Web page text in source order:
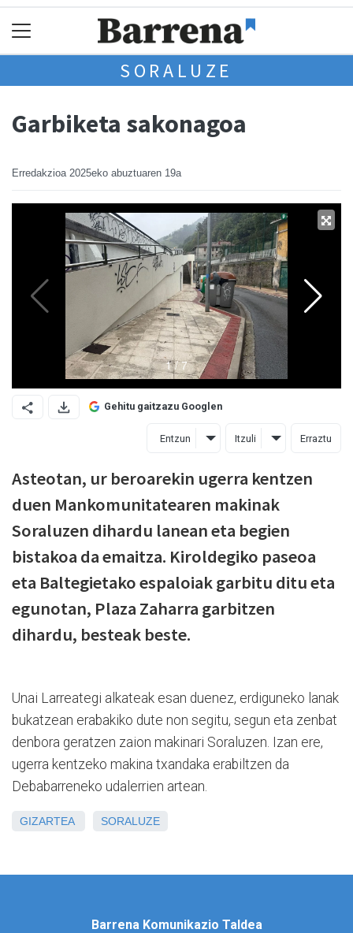
SORALUZE
Garbiketa sakonagoa
Erredakzioa 2025eko abuztuaren 19a
Gehitu gaitzazu Googlen
Entzun Itzuli Erraztu
Asteotan, ur beroarekin ugerra kentzen
duen Mankomunitatearen makinak
Soraluzen dihardu lanean eta begien
bistakoa da emaitza. Kiroldegiko paseoa
eta Baltegietako espaloiak garbitu ditu eta
egunotan, Plaza Zaharra garbitzen
dihardu, besteak beste.
Unai Larreategi alkateak esan duenez, erdiguneko lanak
bukatzean erabakiko dute non segitu, segun eta zenbat
denbora geratzen zaion makinari Soraluzen. Izan ere,
ugerra kentzeko makina txandaka erabiltzen da
Debabarreneko udalerrien artean.
GIZARTEA SORALUZE
Barrena Komunikazio Taldea